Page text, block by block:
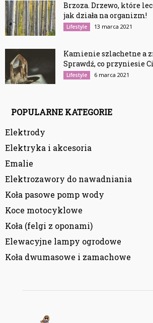
Brzoza. Drzewo, które
jak działa na organizm!
Lifestyle 13 marca 2021
Kamienie szlachetne a
Sprawdź, co przyniesie
Lifestyle 6 marca 2021
POPULARNE KATEGORIE
Elektrody
Elektryka i akcesoria
Emalie
Elektrozawory do nawadniania
Koła pasowe pomp wody
Koce motocyklowe
Koła (felgi z oponami)
Elewacyjne lampy ogrodowe
Koła dwumasowe i zamachowe